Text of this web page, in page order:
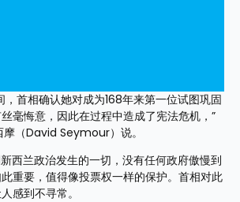
，首相确认她对成为168年来第一位试图巩固
毫悔意，因此在过程中造成了宪法危机，”
摩（David Seymour）说。
西兰政治发生的一切，没有任何政府傲慢到
重要，值得像投票权一样的保护。首相对此
感到不寻常。